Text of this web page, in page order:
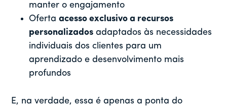
manter o engajamento
Ofertaacesso exclusivo a recursos
personalizados adaptados às necessidades
individuais dos clientes para um
aprendizado e desenvolvimento mais
profundos
E, na verdade, essa é apenas a ponta do